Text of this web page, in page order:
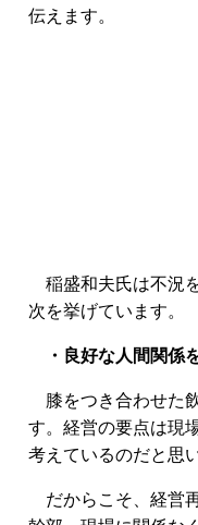
伝えます。
稲盛和夫氏は不況
次を挙げています。
・良好な人間関係
膝をつき合わせた
す。経営の要点は現
考えているのだと思
だからこそ、経営